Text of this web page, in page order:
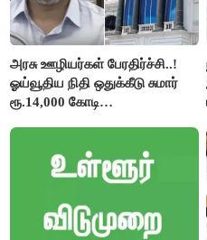
அரசு ஊழியர்கள் பேரதிர்ச்சி..!
ஓய்வூதிய நிதி ஒதுக்கீடு சுமார்
ரூ.14,000 கோடி